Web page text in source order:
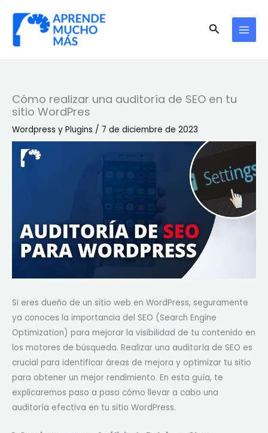
contenido
Buscar
Cómo realizar una auditoría de SEO en tu
sitio WordPres
Wordpress y Plugins / 7 de diciembre de 2023
Si eres dueño de un sitio web en WordPress, seguramente
ya conoces la importancia del SEO (Search Engine
Optimization) para mejorar la visibilidad de tu contenido en
los motores de búsqueda. Realizar una auditoría de SEO es
crucial para identificar áreas de mejora y optimizar tu sitio
para obtener un mejor rendimiento. En esta guía, te
explicaremos paso a paso cómo llevar a cabo una
auditoría efectiva en tu sitio WordPress.